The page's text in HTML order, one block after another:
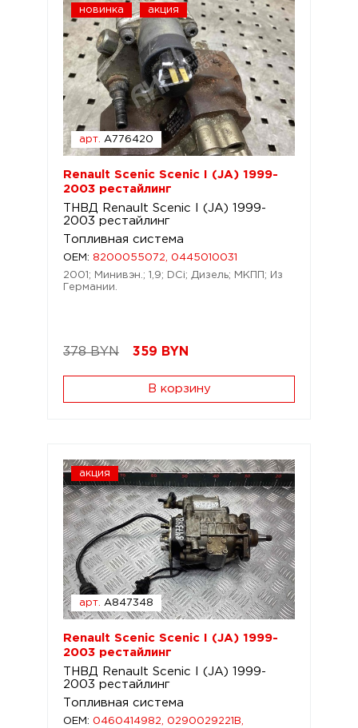
новинка акция
арт. A776420
Renault Scenic Scenic I (JA) 1999-
2003 рестайлинг
ТНВД Renault Scenic I (JA) 1999-
2003 рестайлинг
Топливная система
OEM: 8200055072, 0445010031
2001; Минивэн.; 1,9; DCi; Дизель; МКПП; Из
Германии.
378 BYN 359 BYN
В корзину
акция
арт. A847348
Renault Scenic Scenic I (JA) 1999-
2003 рестайлинг
ТНВД Renault Scenic I (JA) 1999-
2003 рестайлинг
Топливная система
OEM: 0460414982, 0290029221B,